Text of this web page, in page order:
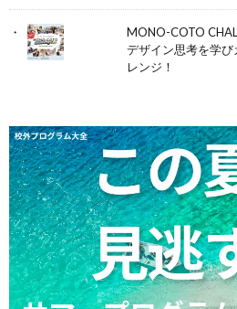
MONO-COTO
デザイン思考を学
レンジ！